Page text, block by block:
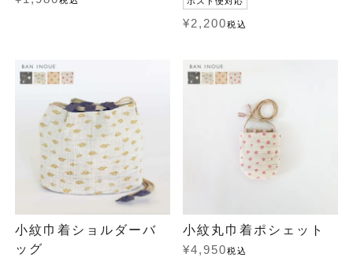
¥2,200税込
小紋巾着ショルダーバ
ッグ
小紋丸巾着ポシェット
¥4,950税込